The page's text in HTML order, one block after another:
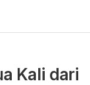
Kali dari